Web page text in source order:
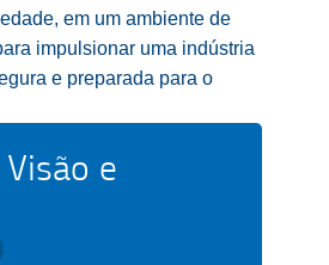
em um ambiente de
impulsionar uma indústria
e preparada para o
e